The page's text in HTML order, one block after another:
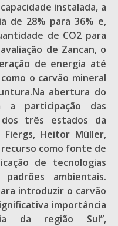
instalada, a
de 28% para 36% e,
de CO2 para
de Zancan, o
de energia até
o carvão mineral
abertura do
participação das
três estados da
Heitor Müller,
como fonte de
de tecnologias
ambientais.
introduzir o carvão
importância
da região Sul”,